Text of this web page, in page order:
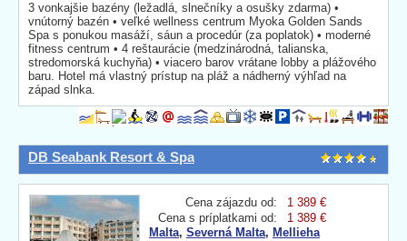
3 vonkajšie bazény (ležadlá, slnečníky a osušky zdarma) •
vnútorný bazén • veľké wellness centrum Myoka Golden Sands
Spa s ponukou masáží, sáun a procedúr (za poplatok) • moderné
fitness centrum • 4 reštaurácie (medzinárodná, talianska,
stredomorská kuchyňa) • viacero barov vrátane lobby a plážového
baru. Hotel má vlastný prístup na pláž a nádherný výhľad na
západ slnka.
DB Seabank Resort & Spa
Cena zájazdu od:
1 389 €
Cena s príplatkami od:
1 389 €
Malta, Severná Malta, Mellieha